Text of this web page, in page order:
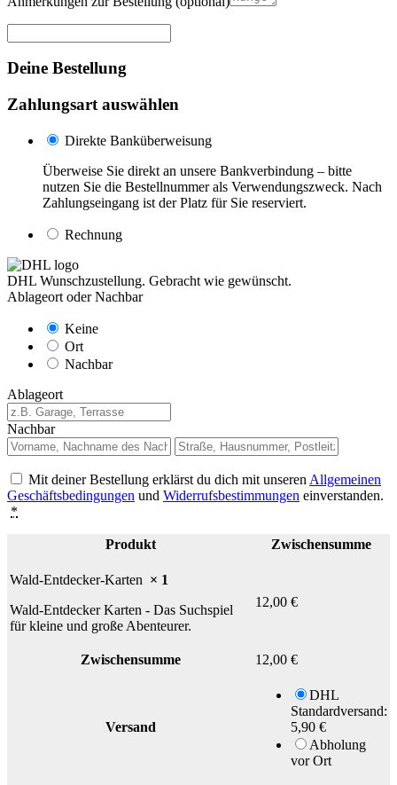
Deine Bestellung
Zahlungsart auswählen
Direkte Banküberweisung
Überweise Sie direkt an unsere Bankverbindung – bitte
nutzen Sie die Bestellnummer als Verwendungszweck. Nach
Zahlungseingang ist der Platz für Sie reserviert.
Rechnung
DHL Wunschzustellung. Gebracht wie gewünscht.
Ablageort oder Nachbar
Keine
Ort
Nachbar
Ablageort
Nachbar
Mit deiner Bestellung erklärst du dich mit unseren Allgemeinen
Geschäftsbedingungen und Widerrufsbestimmungen einverstanden.
*
Produkt Zwischensumme
Wald-Entdecker-Karten × 1
Wald-Entdecker Karten - Das Suchspiel
für kleine und große Abenteurer.
12,00 €
Zwischensumme 12,00 €
Versand
DHL
Standardversand:
5,90 €
Abholung
vor Ort